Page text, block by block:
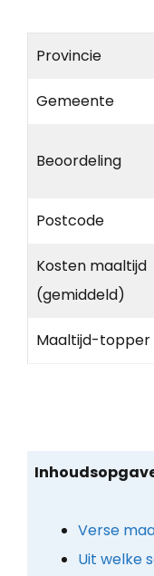
Provincie
Gemeente
Beoordeling
Postcode
Kosten maaltijd
(gemiddeld)
Maaltijd-topper
Verse
Uit welke